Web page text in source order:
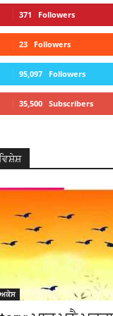
371 Followers
23 Followers
95,097 Followers
35,500 Subscribers